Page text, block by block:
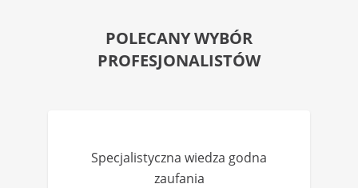
POLECANY WYBÓR
PROFESJONALISTÓW
Specjalistyczna wiedza godna
zaufania